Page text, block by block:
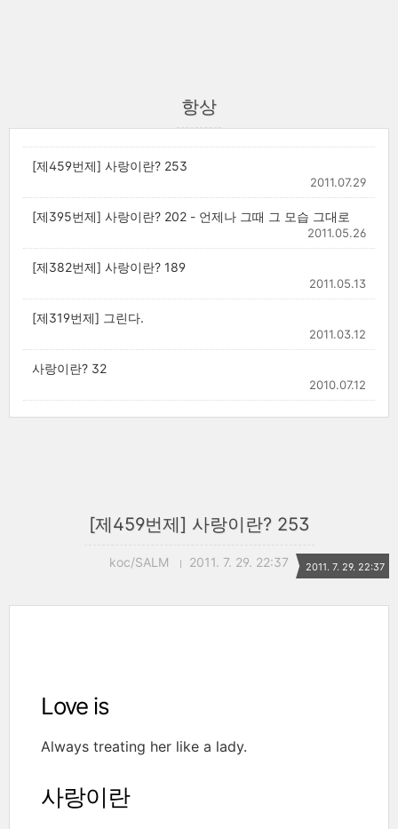
항상
[제459번제] 사랑이란? 253
2011.07.29
[제395번제] 사랑이란? 202 - 언제나 그때 그 모습 그대로
2011.05.26
[제382번제] 사랑이란? 189
2011.05.13
[제319번제] 그린다.
2011.03.12
사랑이란? 32
2010.07.12
[제459번제] 사랑이란? 253
koc/SALM 2011. 7. 29. 22:37 2011. 7. 29. 22:37
Love is
Always treating her like a lady.
사랑이란